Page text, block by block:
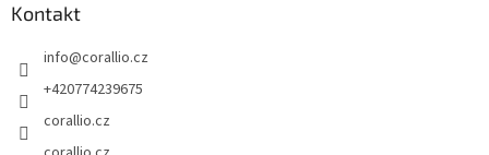
Kontakt
info@corallio.cz
+420774239675
corallio.cz